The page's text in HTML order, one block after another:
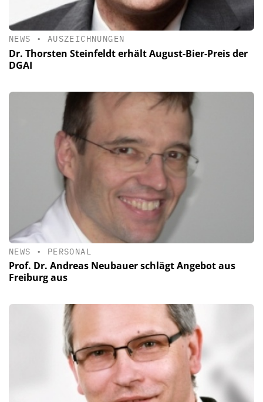
NEWS • AUSZEICHNUNGEN
Dr. Thorsten Steinfeldt erhält August-Bier-Preis der
DGAI
NEWS • PERSONAL
Prof. Dr. Andreas Neubauer schlägt Angebot aus
Freiburg aus